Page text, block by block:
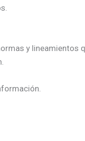
y lineamientos